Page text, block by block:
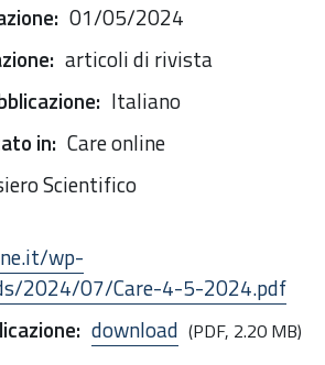
: 01/05/2024
: articoli di rivista
: Italiano
in: Care online
Scientifico
wp-
2024/07/Care-4-5-2024.pdf
: download (PDF, 2.20 MB)